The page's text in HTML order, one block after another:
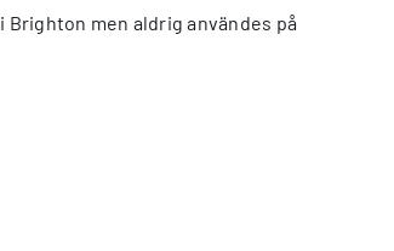
Brighton men aldrig användes på